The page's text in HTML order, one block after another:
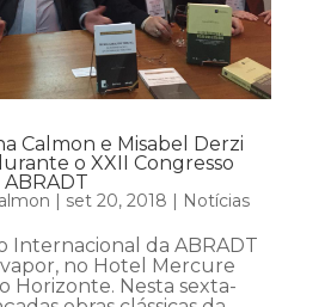
Calmon e Misabel Derzi
o XXII Congresso
| set 20, 2018 | Notícias
Internacional da ABRADT
no Hotel Mercure
Horizonte. Nesta sexta-